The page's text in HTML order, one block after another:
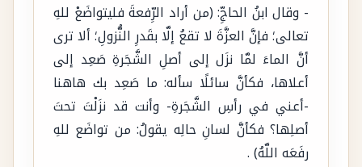
- وقال ابنُ الحاجِّ: (من أراد الرِّفعةَ فليتواضَعْ للهِ
تعالى؛ فإنَّ العزَّةَ لا تقعُ إلَّا بقَدرِ النُّزولِ؛ ألا ترى
أنَّ الماءَ لمَّا نزَل إلى أصلِ الشَّجَرةِ صَعِد إلى
أعلاها، فكأنَّ سائلًا سأله: ما صَعِد بك هاهنا
-أعني في رأسِ الشَّجَرةِ- وأنت قد نزَلْتَ تحتَ
أصلِها؟ فكأنَّ لسانِ حالِه يقولُ: من تواضَع للهِ
رفَعَه اللَّهُ) .